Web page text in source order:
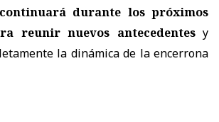
durante los próximos
reunir nuevos antecedentesy
la dinámica de la encerrona